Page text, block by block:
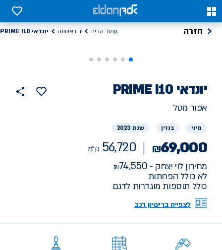
0
0
חזרה עמוד הבית יד ראשונה יונדאי PRIME I10
רכב
יד
יונדאי PRIME I10
הוסף
למועדפים
אפור מטל
מיני בנזין שנת 2023
₪69,000
56,720 ק"מ
מחירון לוי יצחק - 74,550
לא כולל הפחתות
כולל תוספות מוגדרות לדגם
לצפייה ברישיון רכב